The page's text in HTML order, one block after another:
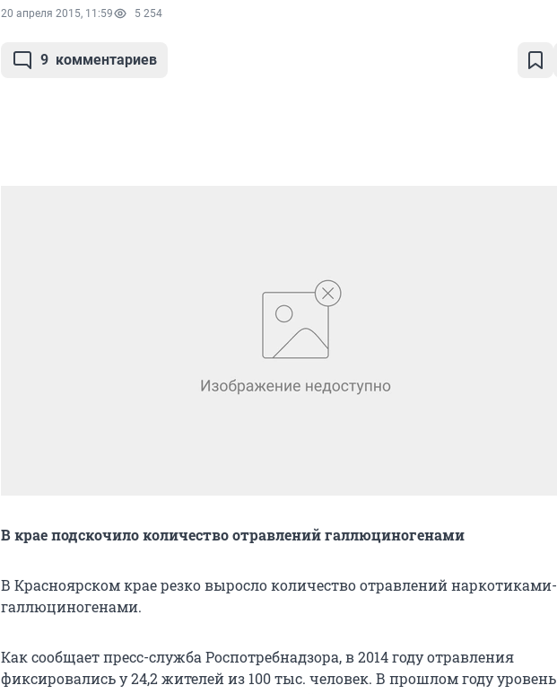
20 апреля 2015, 11:59 5 254
9 комментариев
В крае подскочило количество отравлений галлюциногенами
В Красноярском крае резко выросло количество отравлений наркотиками-
галлюциногенами.
Как сообщает пресс-служба Роспотребнадзора, в 2014 году отравления
фиксировались у 24,2 жителей из 100 тыс. человек. В прошлом году уровень